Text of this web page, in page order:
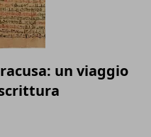
un viaggio